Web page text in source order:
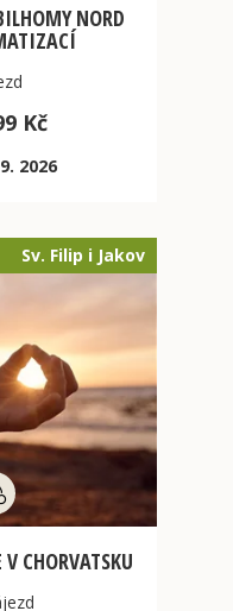
NORD
Kč
2026
Sv. Filip i Jakov
CHORVATSKU